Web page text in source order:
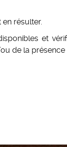
résulter.
et
de la présence